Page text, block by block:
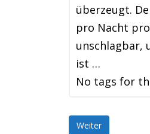
überzeugt.
pro Nacht
unschlagbar,
ist …
No tags for
Weiter